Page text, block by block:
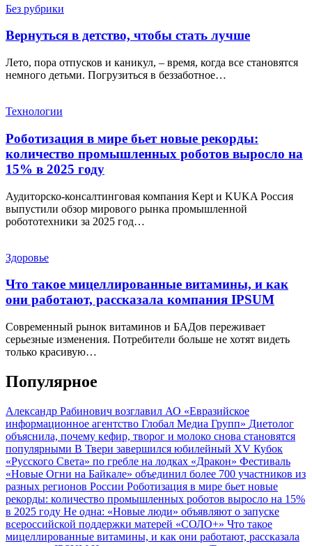
Без рубрики
Вернуться в детство, чтобы стать лучше
Лето, пора отпусков и каникул, – время, когда все становятся
немного детьми. Погрузиться в беззаботное…
Технологии
Роботизация в мире бьет новые рекорды:
количество промышленных роботов выросло на
15% в 2025 году
Аудиторско-консалтинговая компания Kept и KUKA Россия
выпустили обзор мирового рынка промышленной
робототехники за 2025 год…
Здоровье
Что такое мицеллированные витамины, и как
они работают, рассказала компания IPSUM
Современный рынок витаминов и БАДов переживает
серьезные изменения. Потребители больше не хотят видеть
только красивую…
Популярное
Александр Рабинович возглавил АО «Евразийское
информационное агентство Глобал Медиа Групп» Диетолог
объяснила, почему кефир, творог и молоко снова становятся
популярными В Твери завершился юбилейный XV Кубок
«Русского Света» по гребле на лодках «Дракон» Фестиваль
«Новые Огни на Байкале» объединил более 700 участников из
разных регионов России Роботизация в мире бьет новые
рекорды: количество промышленных роботов выросло на 15%
в 2025 году Не одна: «Новые люди» объявляют о запуске
всероссийской поддержки матерей «СОЛО+» Что такое
мицеллированные витамины, и как они работают, рассказала